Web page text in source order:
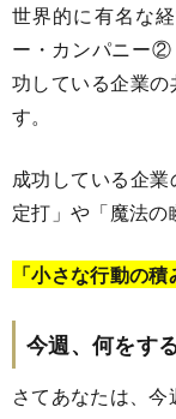
世界的に有名な
ー・カンパニー②
功している企業
す。
成功している企
定打」や「魔法の
「小さな行動の積
今週、何をす
さてあなたは、今